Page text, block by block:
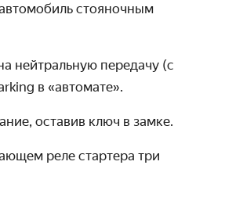
стояночным
нейтральную передачу (с
в «автомате».
оставив ключ в замке.
реле стартера три